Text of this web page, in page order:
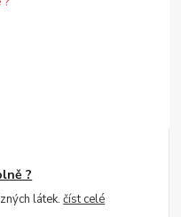
?
látek.číst celé